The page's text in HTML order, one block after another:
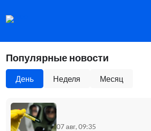
Популярные новости
День Неделя Месяц
07 авг, 09:35